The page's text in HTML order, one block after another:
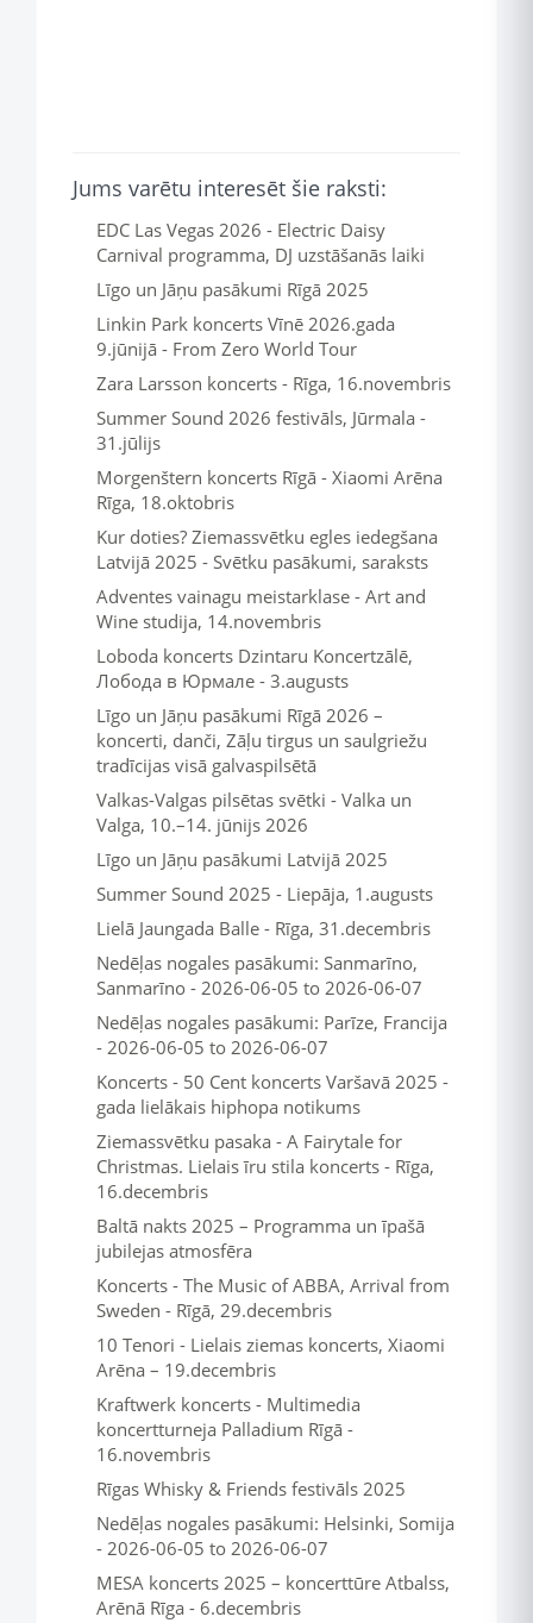
Jums varētu interesēt šie raksti:
EDC Las Vegas 2026 - Electric Daisy
Carnival programma, DJ uzstāšanās laiki
Līgo un Jāņu pasākumi Rīgā 2025
Linkin Park koncerts Vīnē 2026.gada
9.jūnijā - From Zero World Tour
Zara Larsson koncerts - Rīga, 16.novembris
Summer Sound 2026 festivāls, Jūrmala -
31.jūlijs
Morgenštern koncerts Rīgā - Xiaomi Arēna
Rīga, 18.oktobris
Kur doties? Ziemassvētku egles iedegšana
Latvijā 2025 - Svētku pasākumi, saraksts
Adventes vainagu meistarklase - Art and
Wine studija, 14.novembris
Loboda koncerts Dzintaru Koncertzālē,
Лобода в Юрмале - 3.augusts
Līgo un Jāņu pasākumi Rīgā 2026 –
koncerti, danči, Zāļu tirgus un saulgriežu
tradīcijas visā galvaspilsētā
Valkas-Valgas pilsētas svētki - Valka un
Valga, 10.–14. jūnijs 2026
Līgo un Jāņu pasākumi Latvijā 2025
Summer Sound 2025 - Liepāja, 1.augusts
Lielā Jaungada Balle - Rīga, 31.decembris
Nedēļas nogales pasākumi: Sanmarīno,
Sanmarīno - 2026-06-05 to 2026-06-07
Nedēļas nogales pasākumi: Parīze, Francija
- 2026-06-05 to 2026-06-07
Koncerts - 50 Cent koncerts Varšavā 2025 -
gada lielākais hiphopa notikums
Ziemassvētku pasaka - A Fairytale for
Christmas. Lielais īru stila koncerts - Rīga,
16.decembris
Baltā nakts 2025 – Programma un īpašā
jubilejas atmosfēra
Koncerts - The Music of ABBA, Arrival from
Sweden - Rīgā, 29.decembris
10 Tenori - Lielais ziemas koncerts, Xiaomi
Arēna – 19.decembris
Kraftwerk koncerts - Multimedia
koncertturneja Palladium Rīgā -
16.novembris
Rīgas Whisky & Friends festivāls 2025
Nedēļas nogales pasākumi: Helsinki, Somija
- 2026-06-05 to 2026-06-07
MESA koncerts 2025 – koncerttūre Atbalss,
Arēnā Rīga - 6.decembris